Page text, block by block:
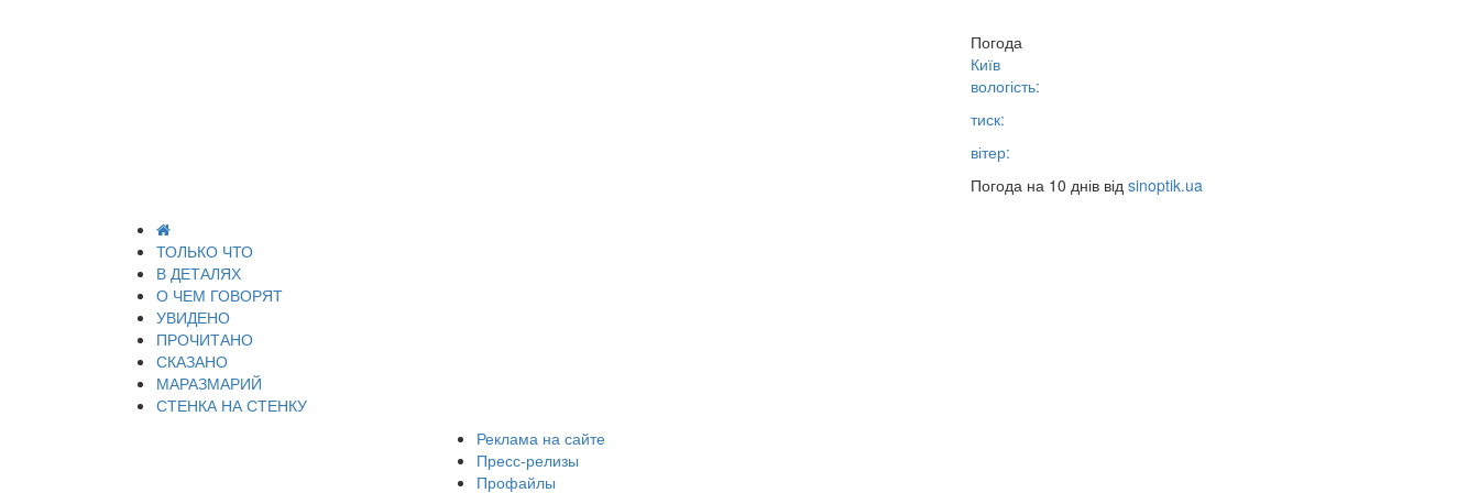
Погода
Київ
вологість:
тиск:
вітер:
Погода на 10 днів від sinoptik.ua
ТОЛЬКО ЧТО
В ДЕТАЛЯХ
О ЧЕМ ГОВОРЯТ
УВИДЕНО
ПРОЧИТАНО
СКАЗАНО
МАРАЗМАРИЙ
СТЕНКА НА СТЕНКУ
Реклама на сайте
Пресс-релизы
Профайлы